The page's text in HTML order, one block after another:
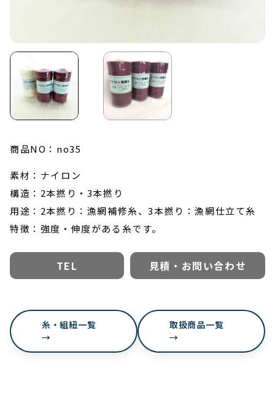
商品NO：no35
素材：ナイロン
構造：2本撚り・3本撚り
用途：2本撚り：漁網補修糸、3本撚り：漁網仕立て糸
特徴：強度・伸度がある糸です。
TEL 見積・お問い合わせ
糸・組紐一覧
→
取扱商品一覧
→